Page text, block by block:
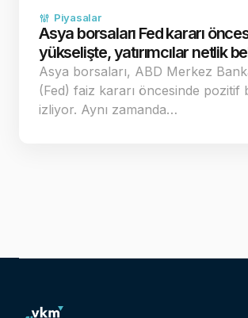
Piyasalar
Asya borsaları Fed kararı
yükselişte, yatırımcılar netlik
Asya borsaları, ABD Merkez
(Fed) faiz kararı öncesinde pozitif
izliyor. Aynı zamanda…